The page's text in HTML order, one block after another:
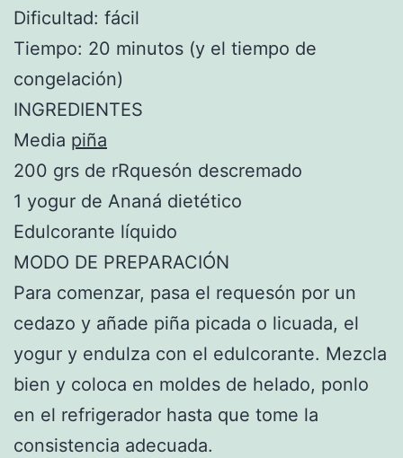
Dificultad: fácil
Tiempo: 20 minutos (y el tiempo de
congelación)
INGREDIENTES
Media piña
200 grs de rRquesón descremado
1 yogur de Ananá dietético
Edulcorante líquido
MODO DE PREPARACIÓN
Para comenzar, pasa el requesón por un
cedazo y añade piña picada o licuada, el
yogur y endulza con el edulcorante. Mezcla
bien y coloca en moldes de helado, ponlo
en el refrigerador hasta que tome la
consistencia adecuada.